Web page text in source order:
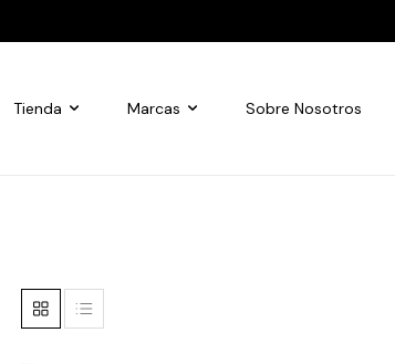
Tienda Marcas Sobre Nosotros